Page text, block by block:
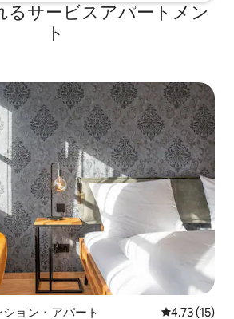
るサービスアパートメン
ト
ョン・アパート レビュー15
4.73 (15)